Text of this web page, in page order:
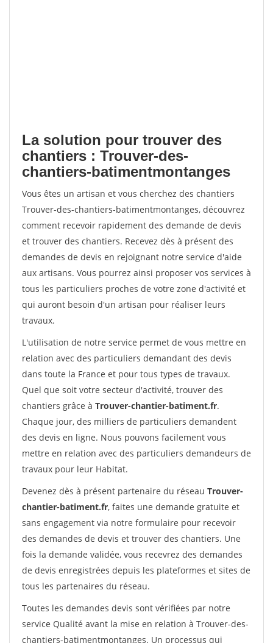
La solution pour trouver des
chantiers : Trouver-des-
chantiers-batimentmontanges
Vous êtes un artisan et vous cherchez des chantiers
Trouver-des-chantiers-batimentmontanges, découvrez
comment recevoir rapidement des demande de devis
et trouver des chantiers. Recevez dès à présent des
demandes de devis en rejoignant notre service d'aide
aux artisans. Vous pourrez ainsi proposer vos services à
tous les particuliers proches de votre zone d'activité et
qui auront besoin d'un artisan pour réaliser leurs
travaux.
L'utilisation de notre service permet de vous mettre en
relation avec des particuliers demandant des devis
dans toute la France et pour tous types de travaux.
Quel que soit votre secteur d'activité, trouver des
chantiers grâce à Trouver-chantier-batiment.fr.
Chaque jour, des milliers de particuliers demandent
des devis en ligne. Nous pouvons facilement vous
mettre en relation avec des particuliers demandeurs de
travaux pour leur Habitat.
Devenez dès à présent partenaire du réseau Trouver-
chantier-batiment.fr, faites une demande gratuite et
sans engagement via notre formulaire pour recevoir
des demandes de devis et trouver des chantiers. Une
fois la demande validée, vous recevrez des demandes
de devis enregistrées depuis les plateformes et sites de
tous les partenaires du réseau.
Toutes les demandes devis sont vérifiées par notre
service Qualité avant la mise en relation à Trouver-des-
chantiers-batimentmontanges. Un processus qui